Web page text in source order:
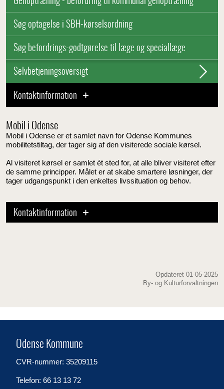
Søg optagelse i SBH-kørselsordning
Søg befordrings-godtgørelse til læge og speciallæge
Selvbetjeningsoversigt
Kontaktinformation
Mobil i Odense
Mobil i Odense er et samlet navn for Odense Kommunes
mobilitetstiltag, der tager sig af den visiterede sociale kørsel.
Al visiteret kørsel er samlet ét sted for, at alle bliver visiteret efter
de samme principper. Målet er at skabe smartere løsninger, der
tager udgangspunkt i den enkeltes livssituation og behov.
Kontaktinformation
Opdateret 01-05-2025
By- og Kulturforvaltningen
Odense Kommune
CVR-nummer: 35209115
Telefon: 66 13 13 72